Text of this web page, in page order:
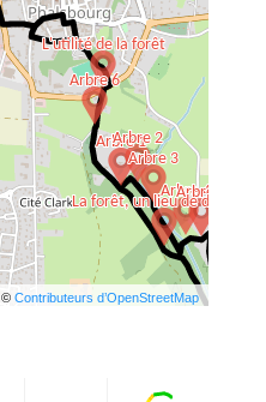
©Contributeurs d’OpenStreetMap